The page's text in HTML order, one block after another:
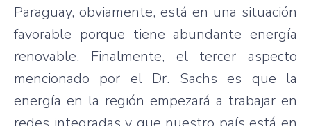
Paraguay, obviamente, está en una situación
favorable porque tiene abundante energía
renovable. Finalmente, el tercer aspecto
mencionado por el Dr. Sachs es que la
energía en la región empezará a trabajar en